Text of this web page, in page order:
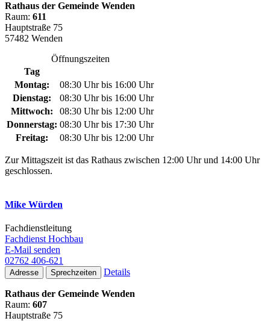
Rathaus der Gemeinde Wenden
Raum: 611
Hauptstraße 75
57482 Wenden
Öffnungszeiten
Tag
Montag:
08:30 Uhr bis 16:00 Uhr
Dienstag:
08:30 Uhr bis 16:00 Uhr
Mittwoch:
08:30 Uhr bis 12:00 Uhr
Donnerstag: 08:30 Uhr bis 17:30 Uhr
Freitag:
08:30 Uhr bis 12:00 Uhr
Zur Mittagszeit ist das Rathaus zwischen 12:00 Uhr und 14:00 Uhr
geschlossen.
Mike Würden
Fachdienstleitung
Fachdienst Hochbau
E-Mail senden
02762 406-621
Adresse Sprechzeiten Details
Rathaus der Gemeinde Wenden
Raum: 607
Hauptstraße 75